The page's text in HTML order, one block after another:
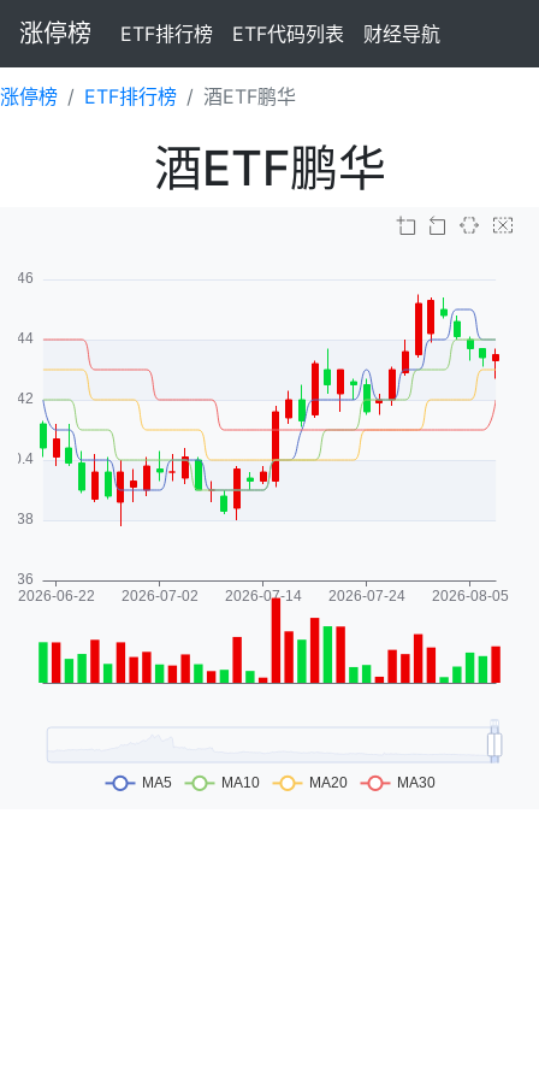
涨停榜 ETF排行榜 ETF代码列表 财经导航
涨停榜 ETF排行榜 酒ETF鹏华
酒ETF鹏华